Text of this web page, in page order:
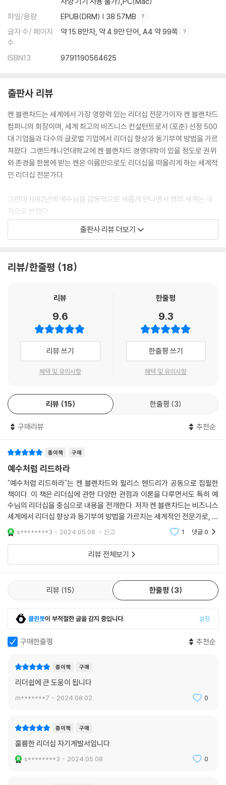
파일/용량
EPUB(DRM) | 38.57MB
글자 수/ 페이지
수
약 15.8만자, 약 4.9만 단어, A4 약 99쪽
ISBN13 9791190564625
출판사 리뷰
켄 블랜차드는 세계에서 가장 영향력 있는 리더십 전문가이자 켄 블랜차드
컴퍼니의 회장이며, 세계 최고의 비즈니스 컨설턴트로서 〈포춘〉 선정 500
대 기업들과 다수의 글로벌 기업에서 리더십 향상과 동기부여 방법을 가르
쳐왔다. 그랜드캐니언대학교에 켄 블랜차드 경영대학이 있을 정도로 권위
와 존경을 한몸에 받는 켄은 이름만으로도 리더십을 떠올리게 하는 세계적
인 리더십 전문가다.
그런데 1982년에 예수님을 감동적으로 새롭게 만나면서 켄의 세계는 극
적으로 변했다.
켄에게 처음으로 주님을 진지하게 전한 사람은 필 하지스였다. 그러나 주
이자 작가이며 강사인 밥 버포드(Bob Buford)였다. 그와 대화를 나누면
괴리는 예수님과의 관계를 통해서만 메워질 수 있음을 깨달았다. 켄이 꽤
하이벨스(Bill Hybels)와 연결시켜 주었다. 권투로 말하자면 강력한 연타
신앙관이 변하면서 리더십을 보는 눈도 바뀌었다. 그분은 모든 기관, 모든
사람, 모든 상황에 맞는 실제적이고 효율적인 리더십 모델이었다.
성경을 읽을수록 더 확실해졌는데, 그동안 가르치거나 글로 썼던 내용은
다 예수님이 이미 행하신 것이었다는 것을 깨달았다. 한마디로 그분은 사
상 최고의 리더십 모델이었다.
구하고 널리 소개하고자 필 하지스와 함께 1999년 Lead Like Jesus라
는 리더십 사역단체를 만들었다.
이 책의 공저자인 필리스 헨드리는 이 단체의 초대 총재 겸 CEO이다. 이
책은 그 사역의 결실로, 10여 년간 Lead Like Jesus 사역을 통해 기관과
단체, 개인에 적용한 경험을 바탕으로 쓰여진 전문성과 현장성을 겸비한
책이다.
구주로만 아니라 리더십 역할 모델로도 받아들이기를 기도한다. 당신이 변
화되면, 주변 사람들도 영향을 받아 그 똑같은 모델로 이끌릴 것이다. 그들
리더로서 당신의 역할이 아무리 힘들어 보여도 예수의 이 말씀을 잊지 말
라.
“수고하고 무거운 짐 진 자들아, 다 내게로 오라. 내가 너희를 쉬게 하리
라”(마태복음 11장 28절).
사람에게 미칠 수 있도록 말이다. 함께 여정에 오르자.”
출판사 리뷰 더보기
리뷰/한줄평 18
리뷰
9.6
리뷰 쓰기
혜택 및 유의사항
한줄평
9.3
한줄평 쓰기
혜택 및 유의사항
리뷰 15 한줄평 3
구매리뷰 추천순
종이책 구매
예수처럼 리드하라
"예수처럼 리드하라"는 켄 블랜차드와 필리스 헨드리가 공동으로 집필한
책이다. 이 책은 리더십에 관한 다양한 관점과 이론을 다루면서도 특히 예
수님의 리더십을 중심으로 내용을 전개한다. 저자 켄 블랜차드는 비즈니스
세계에서 리더십 향상과 동기부여 방법을 가르치는 세계적인 전문가로, 자
신의 신앙 경험을 통해 예수님의 리더십에 깊이 매료되었다고 말한다.이
책은 여러 부분으
s********3 2024.05.08. 신고 1 댓글0
리뷰 전체보기
리뷰 15 한줄평 3
클린봇이 부적절한 글을 감지 중입니다. 설정
구매한줄평 추천순
종이책 구매
리더쉽에 큰 도움이 됩니다
m*******7 2024.08.02. 0
종이책 구매
훌륭한 리더십 자기계발서입니다.
s********3 2024.05.08. 0